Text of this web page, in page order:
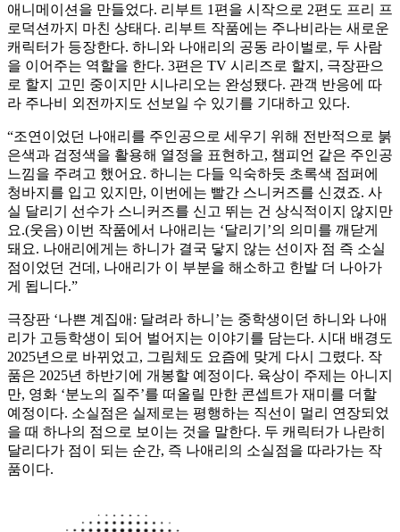
애니메이션을 만들었다. 리부트 1편을 시작으로 2편도 프리 프
로덕션까지 마친 상태다. 리부트 작품에는 주나비라는 새로운
캐릭터가 등장한다. 하니와 나애리의 공동 라이벌로, 두 사람
을 이어주는 역할을 한다. 3편은 TV 시리즈로 할지, 극장판으
로 할지 고민 중이지만 시나리오는 완성됐다. 관객 반응에 따
라 주나비 외전까지도 선보일 수 있기를 기대하고 있다.
“조연이었던 나애리를 주인공으로 세우기 위해 전반적으로 붉
은색과 검정색을 활용해 열정을 표현하고, 챔피언 같은 주인공
느낌을 주려고 했어요. 하니는 다들 익숙하듯 초록색 점퍼에
청바지를 입고 있지만, 이번에는 빨간 스니커즈를 신겼죠. 사
실 달리기 선수가 스니커즈를 신고 뛰는 건 상식적이지 않지만
요.(웃음) 이번 작품에서 나애리는 ‘달리기’의 의미를 깨닫게
돼요. 나애리에게는 하니가 결국 닿지 않는 선이자 점 즉 소실
점이었던 건데, 나애리가 이 부분을 해소하고 한발 더 나아가
게 됩니다.”
극장판 ‘나쁜 계집애: 달려라 하니’는 중학생이던 하니와 나애
리가 고등학생이 되어 벌어지는 이야기를 담는다. 시대 배경도
2025년으로 바뀌었고, 그림체도 요즘에 맞게 다시 그렸다. 작
품은 2025년 하반기에 개봉할 예정이다. 육상이 주제는 아니지
만, 영화 ‘분노의 질주’를 떠올릴 만한 콘셉트가 재미를 더할
예정이다. 소실점은 실제로는 평행하는 직선이 멀리 연장되었
을 때 하나의 점으로 보이는 것을 말한다. 두 캐릭터가 나란히
달리다가 점이 되는 순간, 즉 나애리의 소실점을 따라가는 작
품이다.